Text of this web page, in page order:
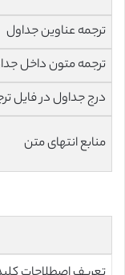
ترجمه عناوین جداول
ترجمه متون داخل
درج جداول در فایل
منابع انتهای متن